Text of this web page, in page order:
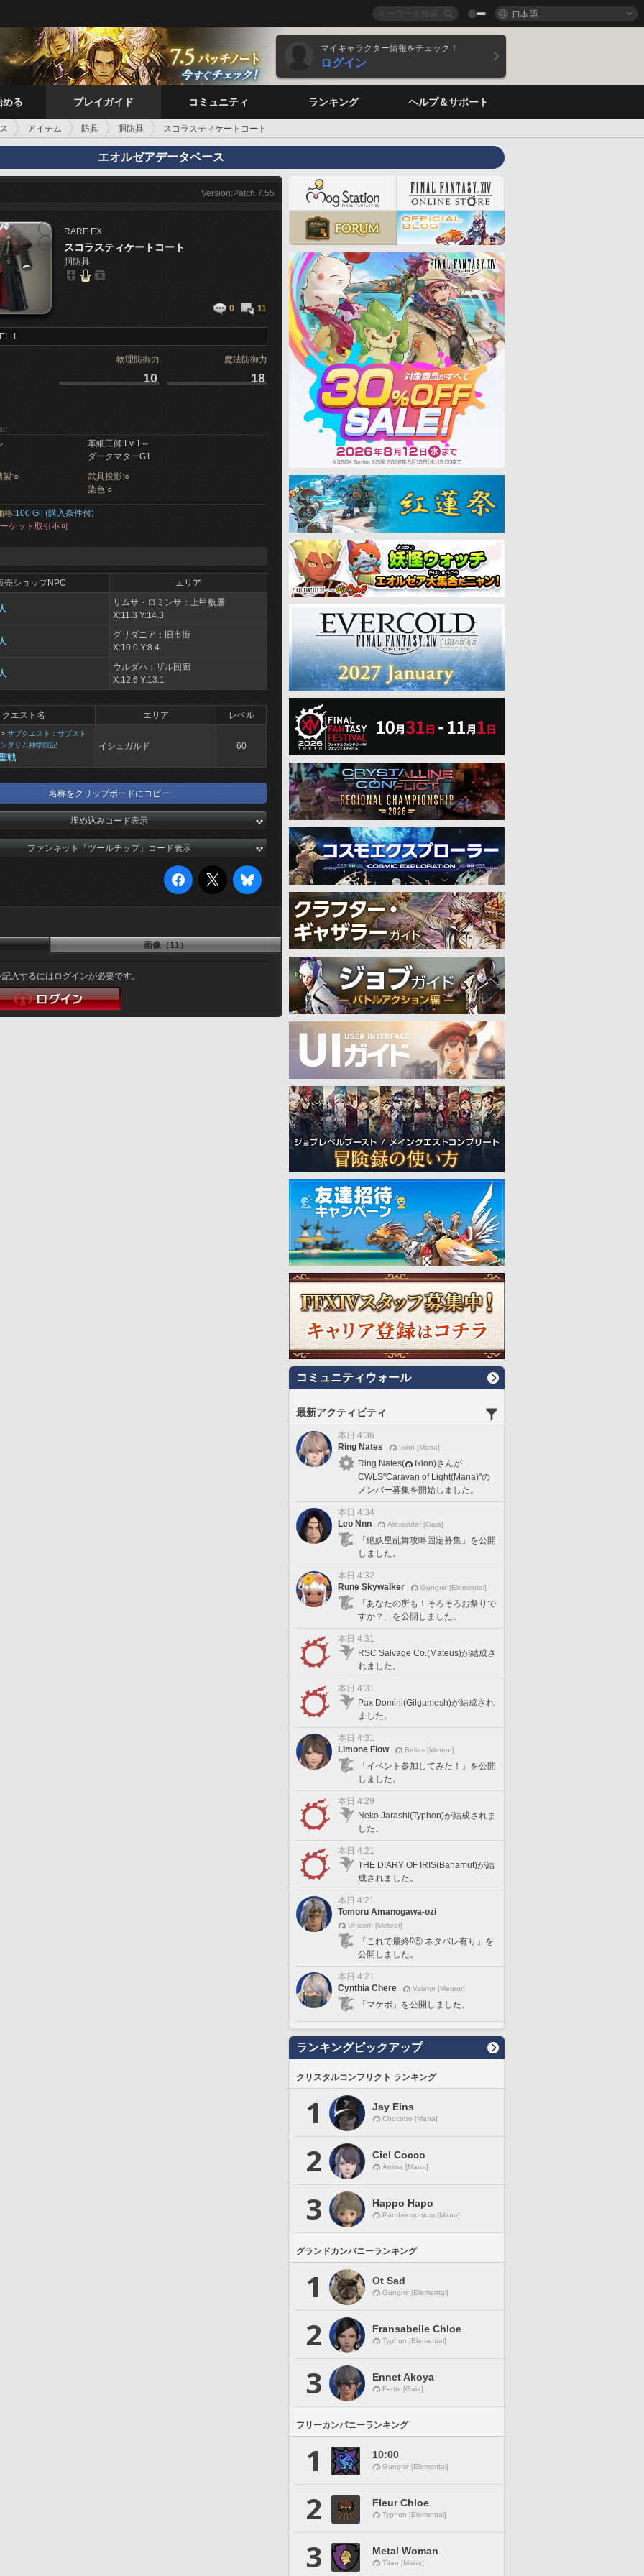
日本語
マイキャラクター情報をチェック！
ログイン
める プレイガイド コミュニティ ランキング ヘルプ＆サポート
アイテム 防具 胴防具 スコラスティケートコート
エオルゼアデータベース
Version:Patch 7.55
RARE EX
スコラスティケートコート
胴防具
0 11
1
物理防御力 魔法防御力
10 18
革細工師 Lv 1～
ダークマターG1
製:○ 武具投影:○
染色:○
格:100 Gil (購入条件付)
ケット取引不可
売ショップNPC エリア
リムサ・ロミンサ：上甲板層
X:11.3 Y:14.3
グリダニア：旧市街
X:10.0 Y:8.4
ウルダハ：ザル回廊
X:12.6 Y:13.1
クエスト名 エリア レベル
サブクエスト：サブスト
ダリム神学院記
戦
イシュガルド 60
名称をクリップボードにコピー
埋め込みコード表示
ファンキット「ツールチップ」コード表示
画像（11）
入するにはログインが必要です。
コミュニティウォール
最新アクティビティ
本日 4:36
Ring Nates
Ixion [Mana]
Ring Nates(
Ixion)さんが
CWLS"Caravan of Light(Mana)"の
メンバー募集を開始しました。
本日 4:34
Leo Nnn
Alexander [Gaia]
「絶妖星乱舞攻略固定募集」を公開
しました。
本日 4:32
Rune Skywalker
Gungnir [Elemental]
「あなたの所も！そろそろお祭りで
すか？」を公開しました。
本日 4:31
RSC Salvage Co.(Mateus)が結成さ
れました。
本日 4:31
Pax Domini(Gilgamesh)が結成され
ました。
本日 4:31
Limone Flow
Belias [Meteor]
「イベント参加してみた！」を公開
しました。
本日 4:29
Neko Jarashi(Typhon)が結成されま
した。
本日 4:21
THE DIARY OF IRIS(Bahamut)が結
成されました。
本日 4:21
Tomoru Amanogawa-ozi
Unicorn [Meteor]
「これで最終⁉️⑤ ネタバレ有り」を
公開しました。
本日 4:21
Cynthia Chere
Valefor [Meteor]
「マケボ」を公開しました。
ランキングピックアップ
クリスタルコンフリクト ランキング
1 Jay Eins
Chocobo [Mana]
2 Ciel Cocco
Anima [Mana]
3 Happo Hapo
Pandaemonium [Mana]
グランドカンパニーランキング
1 Ot Sad
Gungnir [Elemental]
2 Fransabelle Chloe
Typhon [Elemental]
3 Ennet Akoya
Fenrir [Gaia]
フリーカンパニーランキング
1 10:00
Gungnir [Elemental]
2 Fleur Chloe
Typhon [Elemental]
3 Metal Woman
Titan [Mana]